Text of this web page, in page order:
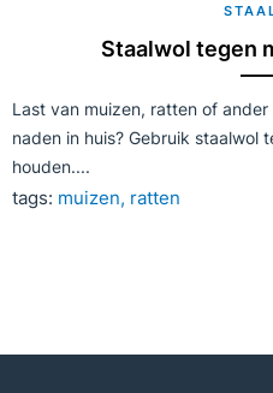
Staalwol tegen
Last van muizen, ratten of
naden in huis? Gebruik staalwol
houden....
tags: muizen ratten